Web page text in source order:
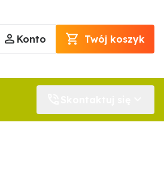
Konto Twój koszyk